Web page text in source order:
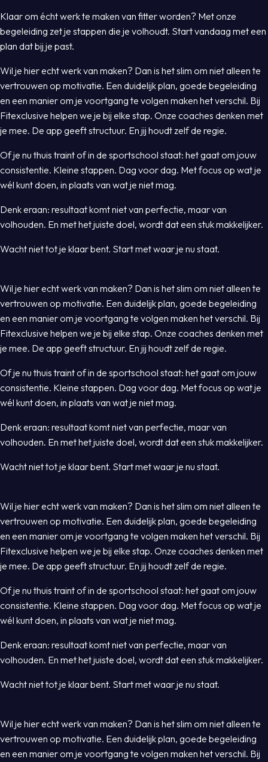
Klaar om écht werk te maken van fitter worden? Met onze
begeleiding zet je stappen die je volhoudt. Start vandaag met een
plan dat bij je past.
Wil je hier echt werk van maken? Dan is het slim om niet alleen te
vertrouwen op motivatie. Een duidelijk plan, goede begeleiding
en een manier om je voortgang te volgen maken het verschil. Bij
Fitexclusive helpen we je bij elke stap. Onze coaches denken met
je mee. De app geeft structuur. En jij houdt zelf de regie.
Of je nu thuis traint of in de sportschool staat: het gaat om jouw
consistentie. Kleine stappen. Dag voor dag. Met focus op wat je
wél kunt doen, in plaats van wat je niet mag.
Denk eraan: resultaat komt niet van perfectie, maar van
volhouden. En met het juiste doel, wordt dat een stuk makkelijker.
Wacht niet tot je klaar bent. Start met waar je nu staat.
Wil je hier echt werk van maken? Dan is het slim om niet alleen te
vertrouwen op motivatie. Een duidelijk plan, goede begeleiding
en een manier om je voortgang te volgen maken het verschil. Bij
Fitexclusive helpen we je bij elke stap. Onze coaches denken met
je mee. De app geeft structuur. En jij houdt zelf de regie.
Of je nu thuis traint of in de sportschool staat: het gaat om jouw
consistentie. Kleine stappen. Dag voor dag. Met focus op wat je
wél kunt doen, in plaats van wat je niet mag.
Denk eraan: resultaat komt niet van perfectie, maar van
volhouden. En met het juiste doel, wordt dat een stuk makkelijker.
Wacht niet tot je klaar bent. Start met waar je nu staat.
Wil je hier echt werk van maken? Dan is het slim om niet alleen te
vertrouwen op motivatie. Een duidelijk plan, goede begeleiding
en een manier om je voortgang te volgen maken het verschil. Bij
Fitexclusive helpen we je bij elke stap. Onze coaches denken met
je mee. De app geeft structuur. En jij houdt zelf de regie.
Of je nu thuis traint of in de sportschool staat: het gaat om jouw
consistentie. Kleine stappen. Dag voor dag. Met focus op wat je
wél kunt doen, in plaats van wat je niet mag.
Denk eraan: resultaat komt niet van perfectie, maar van
volhouden. En met het juiste doel, wordt dat een stuk makkelijker.
Wacht niet tot je klaar bent. Start met waar je nu staat.
Wil je hier echt werk van maken? Dan is het slim om niet alleen te
vertrouwen op motivatie. Een duidelijk plan, goede begeleiding
en een manier om je voortgang te volgen maken het verschil. Bij